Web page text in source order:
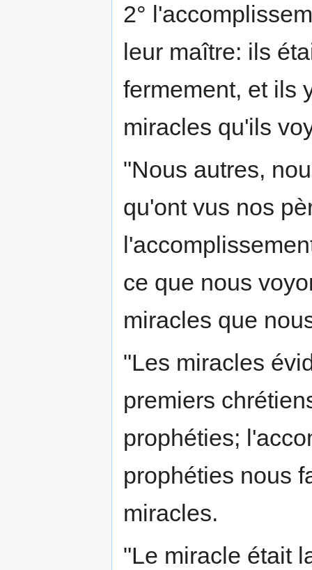
2°
leur maître: ils
fermement, et ils
miracles qu'ils
"Nous autres,
qu'ont vus nos
ce que nous
miracles que
"Les miracles
premiers
prophéties;
prophéties nous
miracles.
"Le miracle était